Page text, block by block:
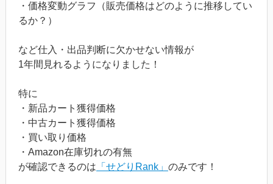
・価格変動グラフ（販売価格はどのように推移してい
るか？）
など仕入・出品判断に欠かせない情報が
1年間見れるようになりました！
特に
・新品カート獲得価格
・中古カート獲得価格
・買い取り価格
・Amazon在庫切れの有無
が確認できるのは 「せどりRank」 のみです！